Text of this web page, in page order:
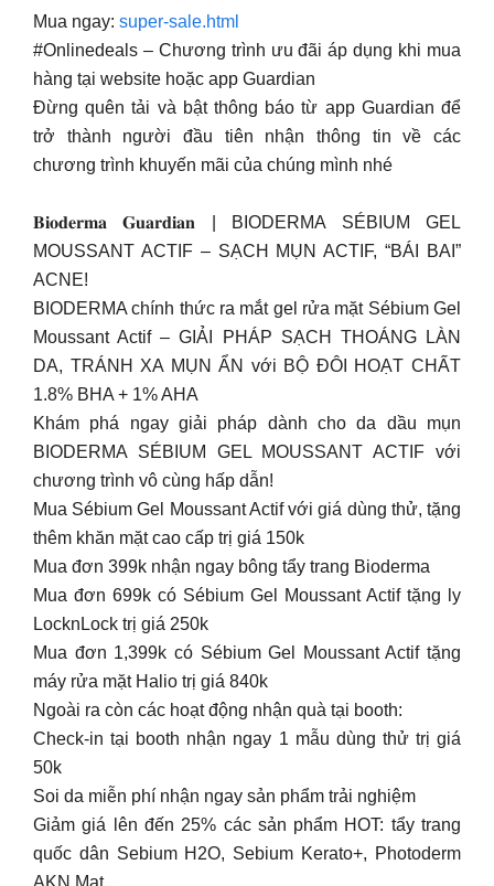
Mua ngay: super-sale.html
#Onlinedeals – Chương trình ưu đãi áp dụng khi mua
hàng tại website hoặc app Guardian
Đừng quên tải và bật thông báo từ app Guardian để
trở thành người đầu tiên nhận thông tin về các
chương trình khuyến mãi của chúng mình nhé
𝐁𝐢𝐨𝐝𝐞𝐫𝐦𝐚 𝐆𝐮𝐚𝐫𝐝𝐢𝐚𝐧 | BIODERMA SÉBIUM GEL
MOUSSANT ACTIF – SẠCH MỤN ACTIF, “BÁI BAI”
ACNE!
BIODERMA chính thức ra mắt gel rửa mặt Sébium Gel
Moussant Actif – GIẢI PHÁP SẠCH THOÁNG LÀN
DA, TRÁNH XA MỤN ẨN với BỘ ĐÔI HOẠT CHẤT
1.8% BHA + 1% AHA
Khám phá ngay giải pháp dành cho da dầu mụn
BIODERMA SÉBIUM GEL MOUSSANT ACTIF với
chương trình vô cùng hấp dẫn!
Mua Sébium Gel Moussant Actif với giá dùng thử, tặng
thêm khăn mặt cao cấp trị giá 150k
Mua đơn 399k nhận ngay bông tẩy trang Bioderma
Mua đơn 699k có Sébium Gel Moussant Actif tặng ly
LocknLock trị giá 250k
Mua đơn 1,399k có Sébium Gel Moussant Actif tặng
máy rửa mặt Halio trị giá 840k
Ngoài ra còn các hoạt động nhận quà tại booth:
Check-in tại booth nhận ngay 1 mẫu dùng thử trị giá
50k
Soi da miễn phí nhận ngay sản phẩm trải nghiệm
Giảm giá lên đến 25% các sản phẩm HOT: tẩy trang
quốc dân Sebium H2O, Sebium Kerato+, Photoderm
AKN Mat,…